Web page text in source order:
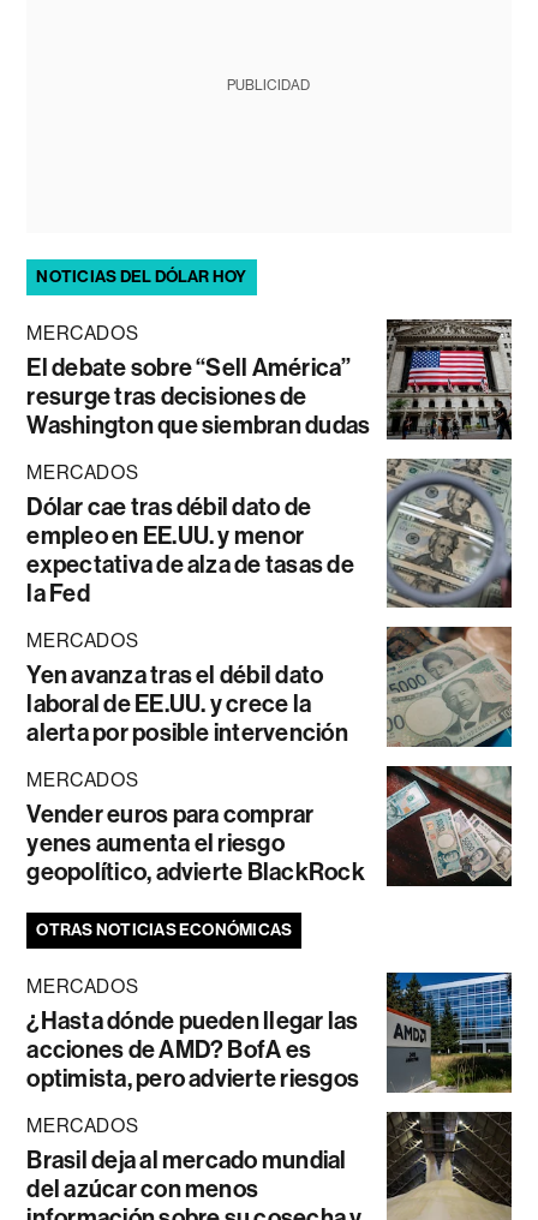
PUBLICIDAD
NOTICIAS DEL DÓLAR HOY
MERCADOS
El debate sobre “Sell América”
resurge tras decisiones de
Washington que siembran dudas
MERCADOS
Dólar cae tras débil dato de
empleo en EE.UU. y menor
expectativa de alza de tasas de
la Fed
MERCADOS
Yen avanza tras el débil dato
laboral de EE.UU. y crece la
alerta por posible intervención
MERCADOS
Vender euros para comprar
yenes aumenta el riesgo
geopolítico, advierte BlackRock
OTRAS NOTICIAS ECONÓMICAS
MERCADOS
¿Hasta dónde pueden llegar las
acciones de AMD? BofA es
optimista, pero advierte riesgos
MERCADOS
Brasil deja al mercado mundial
del azúcar con menos